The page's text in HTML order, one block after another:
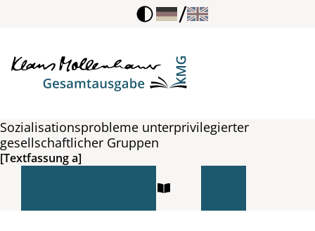
/
Sozialisationsprobleme unterprivilegierter
gesellschaftlicher Gruppen
[Textfassung a]